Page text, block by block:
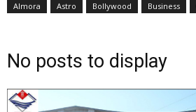
Almora Astro Bollywood Business
No posts to display